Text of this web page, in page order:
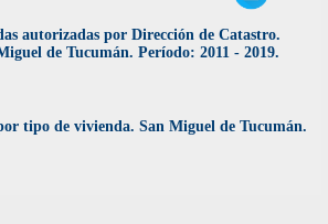
autorizadas por Dirección de Catastro.
de Tucumán. Período: 2011 - 2019.
tipo de vivienda. San Miguel de Tucumán.